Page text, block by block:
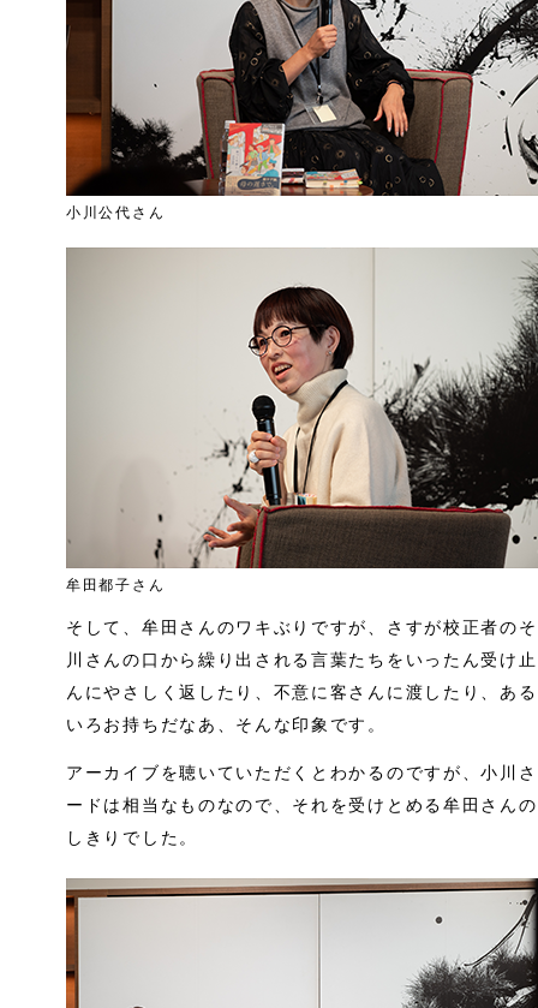
小川公代さん
牟田都子さん
そして、牟田さんのワキぶりですが、さすが校正者の
川さんの口から繰り出される言葉たちをいったん受け
んにやさしく返したり、不意に客さんに渡したり、あ
いろお持ちだなあ、そんな印象です。
アーカイブを聴いていただくとわかるのですが、小川
ードは相当なものなので、それを受けとめる牟田さん
しきりでした。